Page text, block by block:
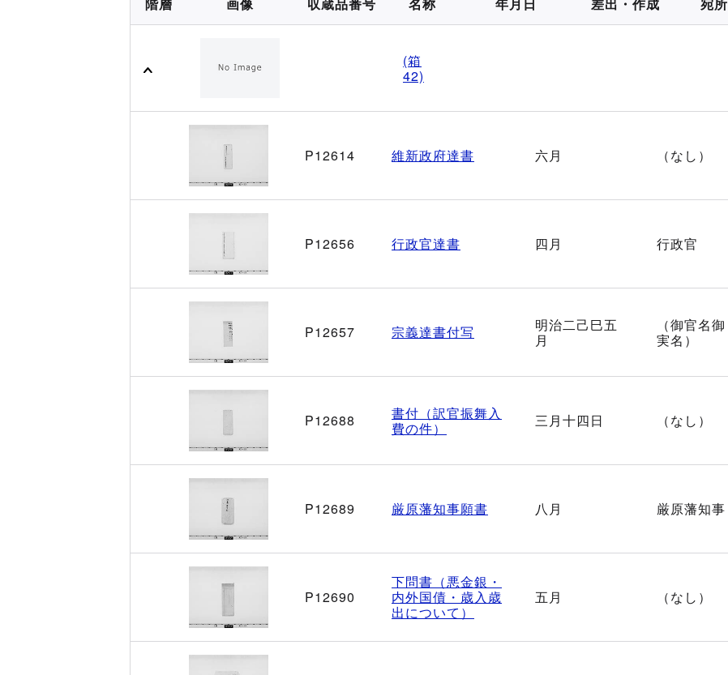
(箱
42)
P12614 維新政府達書 六月 （なし）
P12656 行政官達書 四月 行政官
P12657 宗義達書付写
明治二己巳五
月
（御官名御
実名）
P12688
書付（訳官振舞入
費の件）
三月十四日 （なし）
P12689 厳原藩知事願書 八月 厳原藩知事
P12690
下問書（悪金銀・
内外国債・歳入歳
出について）
五月 （なし）